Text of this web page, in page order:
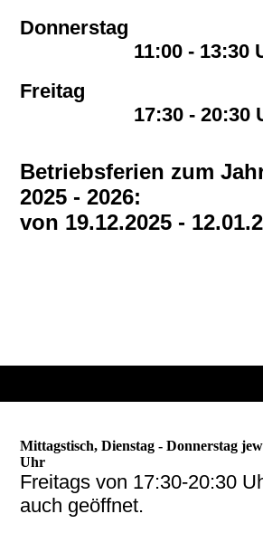
11:00 - 13:30
17:30 - 20:30
Betriebsferien zum
2025 - 2026:
von 19.12.2025 -
Mittagstisch, Dienstag - Donnerstag
Uhr
Freitags von 17:30-20:30
auch geöffnet.